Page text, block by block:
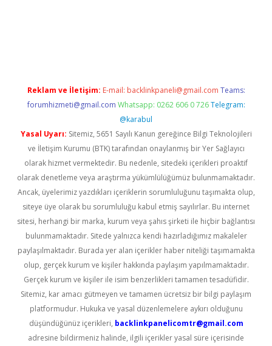
Reklam ve İletişim: E-mail: backlinkpaneli@gmail.com Teams:
forumhizmeti@gmail.com Whatsapp: 0262 606 0 726 Telegram:
@karabul
Yasal Uyarı: Sitemiz, 5651 Sayılı Kanun gereğince Bilgi Teknolojileri
ve İletişim Kurumu (BTK) tarafından onaylanmış bir Yer Sağlayıcı
olarak hizmet vermektedir. Bu nedenle, sitedeki içerikleri proaktif
olarak denetleme veya araştırma yükümlülüğümüz bulunmamaktadır.
Ancak, üyelerimiz yazdıkları içeriklerin sorumluluğunu taşımakta olup,
siteye üye olarak bu sorumluluğu kabul etmiş sayılırlar. Bu internet
sitesi, herhangi bir marka, kurum veya şahıs şirketi ile hiçbir bağlantısı
bulunmamaktadır. Sitede yalnızca kendi hazırladığımız makaleler
paylaşılmaktadır. Burada yer alan içerikler haber niteliği taşımamakta
olup, gerçek kurum ve kişiler hakkında paylaşım yapılmamaktadır.
Gerçek kurum ve kişiler ile isim benzerlikleri tamamen tesadüfidir.
Sitemiz, kar amacı gütmeyen ve tamamen ücretsiz bir bilgi paylaşım
platformudur. Hukuka ve yasal düzenlemelere aykırı olduğunu
düşündüğünüz içerikleri, backlinkpanelicomtr@gmail.com
adresine bildirmeniz halinde, ilgili içerikler yasal süre içerisinde